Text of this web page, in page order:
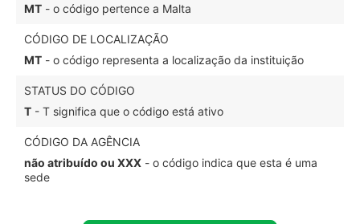
MT - o código pertence a Malta
CÓDIGO DE LOCALIZAÇÃO
MT - o código representa a localização da instituição
STATUS DO CÓDIGO
T - T significa que o código está ativo
CÓDIGO DA AGÊNCIA
não atribuído ou XXX - o código indica que esta é uma
sede